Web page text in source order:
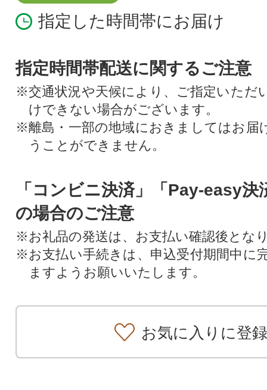
指定した時間帯にお届け
指定時間帯配送に関するご注意
※交通状況や天候により、ご指定いただ
けできない場合がございます。
※離島・一部の地域におきましてはお届
うことができません。
「コンビニ決済」「Pay-easy決
の場合のご注意
※お礼品の発送は、お支払い確認後とな
※お支払い手続きは、申込受付期間中に
ますようお願いいたします。
お気に入りに登録